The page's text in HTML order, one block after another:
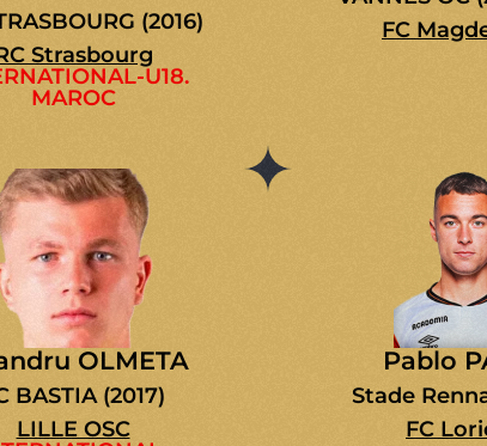
(2016)
Strasbourg
U18.
MAROC
FC
OLMETA
BASTIA (2017)
LILLE OSC
Pablo
Stade
FC